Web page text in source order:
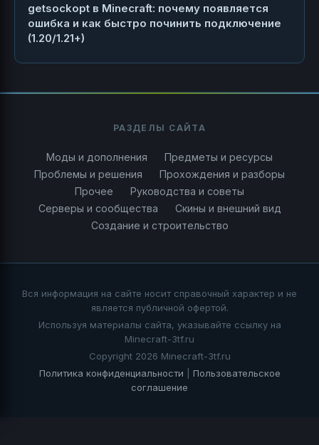
getsockopt в Minecraft: почему появляется
ошибка и как быстро починить подключение
(1.20/1.21+)
РАЗДЕЛЫ САЙТА
Моды и дополнения
Предметы и ресурсы
Проблемы и решения
Прохождения и разборы
Прочее
Руководства и советы
Серверы и сообщества
Скины и внешний вид
Создание и строительство
Вся информация на сайте носит справочный характер и не
является публичной офертой.
Используя материалы сайта, указывайте ссылку на
Minecraft-3tf.ru
Copyright 2026 Minecraft-3tf.ru
Политика конфиденциальности
Пользовательское
соглашение